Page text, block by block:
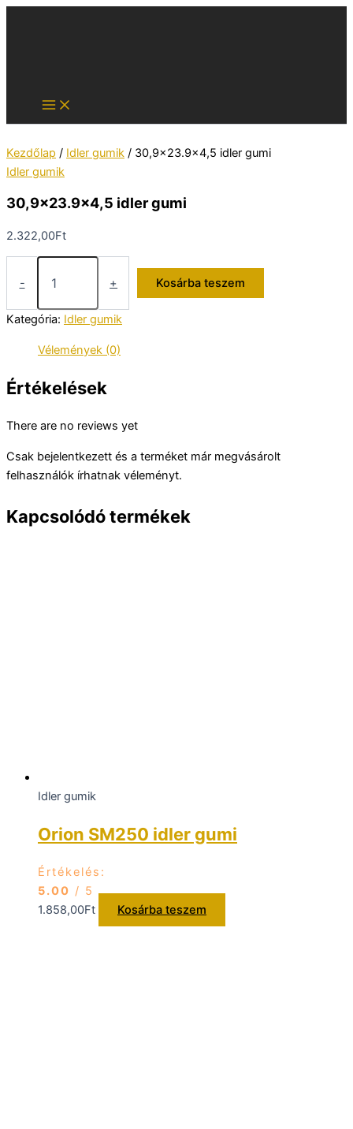
Kezdőlap / Idler gumik / 30,9×23.9×4,5 idler gumi
Idler gumik
30,9×23.9×4,5 idler gumi
2.322,00Ft
-
30,9x23.9x4,5
mennyiség
+ Kosárba teszem
Kategória: Idler gumik
Vélemények (0)
Értékelések
There are no reviews yet
Csak bejelentkezett és a terméket már megvásárolt
felhasználók írhatnak véleményt.
Kapcsolódó termékek
Idler gumik
Orion SM250 idler gumi
Értékelés:
5.00 / 5
1.858,00Ft Kosárba teszem